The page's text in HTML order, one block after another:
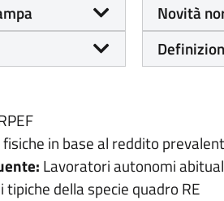
Novità
in base al reddito
Lavoratori autonomi
tipiche della specie quadro RE